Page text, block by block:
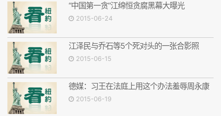
“中国第一贪”江绵恒贪腐黑幕大曝光
2015-06-24
江泽民与乔石等5个死对头的一张合影照
2015-06-15
德媒：习王在法庭上用这个办法羞辱周永康
2015-06-19